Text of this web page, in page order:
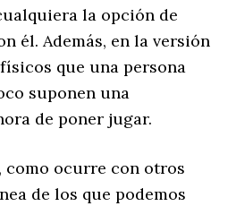
la opción de
él. Además, en la versión
que una persona
suponen una
de poner jugar.
como ocurre con otros
de los que podemos